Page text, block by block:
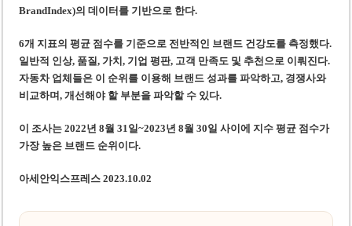
BrandIndex)의 데이터를 기반으로 한다.
6개 지표의 평균 점수를 기준으로 전반적인 브랜드 건강도를 측정했다.
일반적 인상, 품질, 가치, 기업 평판, 고객 만족도 및 추천으로 이뤄진다.
자동차 업체들은 이 순위를 이용해 브랜드 성과를 파악하고, 경쟁사와
비교하며, 개선해야 할 부분을 파악할 수 있다.
이 조사는 2022년 8월 31일~2023년 8월 30일 사이에 지수 평균 점수가
가장 높은 브랜드 순위이다.
아세안익스프레스 2023.10.02